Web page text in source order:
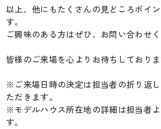
以上、他にもたくさんの見どころポイ
す。
ご興味のある方はぜひ、お問い合わせく
皆様のご来場を心よりお待ちしておりま
※ご来場日時の決定は担当者の折り返
ただきます。
※モデルハウス所在地の詳細は担当者
す。